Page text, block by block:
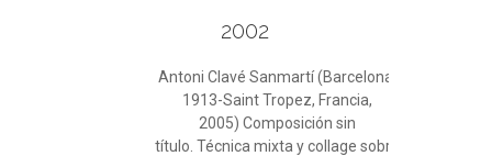
2002
Antoni Clavé Sanmartí (Barcelona,
1913-Saint Tropez, Francia,
2005) Composición sin
título. Técnica mixta y collage sobre